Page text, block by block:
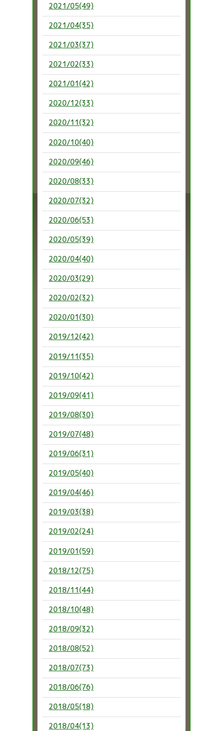
2021/05(49)
2021/04(35)
2021/03(37)
2021/02(33)
2021/01(42)
2020/12(33)
2020/11(32)
2020/10(40)
2020/09(46)
2020/08(33)
2020/07(32)
2020/06(53)
2020/05(39)
2020/04(40)
2020/03(29)
2020/02(32)
2020/01(30)
2019/12(42)
2019/11(35)
2019/10(42)
2019/09(41)
2019/08(30)
2019/07(48)
2019/06(31)
2019/05(40)
2019/04(46)
2019/03(38)
2019/02(24)
2019/01(59)
2018/12(75)
2018/11(44)
2018/10(48)
2018/09(32)
2018/08(52)
2018/07(73)
2018/06(76)
2018/05(18)
2018/04(13)